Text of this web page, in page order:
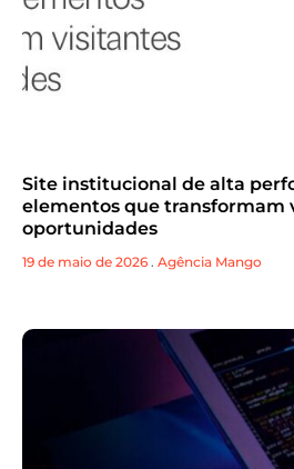
Site institucional de alta
elementos que transformam
oportunidades
19 de maio de 2026 . Agência Mango